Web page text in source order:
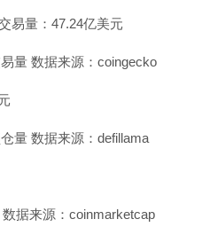
易量：47.24亿美元
量 数据来源：coingecko
量 数据来源：defillama
据来源：coinmarketcap